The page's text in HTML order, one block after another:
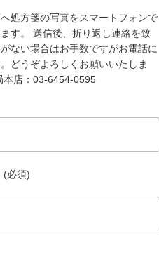
処方箋の写真をスマートフォンで
す。 送信後、折り返し連絡を致
ない場合はお手数ですがお電話に
どうぞよろしくお願いいたしま
本店：03-6454-0595
(必須)